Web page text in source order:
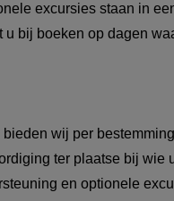
excursies staan in
u bij boeken op dagen
wij per
ter plaatse bij wie
en optionele